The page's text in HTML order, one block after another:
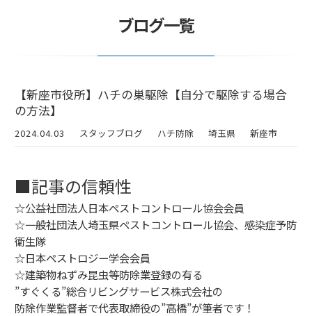
ブログ一覧
【新座市役所】ハチの巣駆除【自分で駆除する場合
の方法】
2024.04.03 スタッフブログ ハチ防除 埼玉県 新座市
■記事の信頼性
☆公益社団法人日本ペストコントロール協会会員
☆一般社団法人埼玉県ペストコントロール協会、感染症予防
衛生隊
☆日本ペストロジー学会会員
☆建築物ねずみ昆虫等防除業登録の有る
”すぐくる”総合リビングサービス株式会社の
防除作業監督者で代表取締役の”高橋”が筆者です！